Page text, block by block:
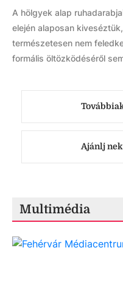
A hölgyek alap
elején alaposan
természetesen nem
formális öltözködéséről
Ajánlj
Multimédia